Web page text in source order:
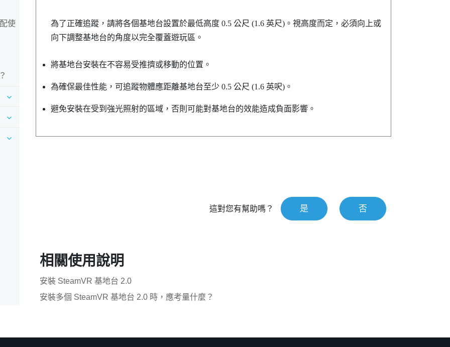
使
為了正確追蹤，請將各個基地台設置於最低高度 0.5 公尺 (1.6 英尺)。視高度而定，必須向上或
向下調整基地台的角度以完全覆蓋遊玩區。
將基地台安裝在不容易受推擠或移動的位置。
為確保最佳性能，可追蹤物體應距離基地台至少 0.5 公尺 (1.6 英呎)。
避免安裝在受到強光照射的區域，否則可能對基地台的效能造成負面影響。
這對您有幫助嗎？ 是 否
相關使用說明
安裝 SteamVR 基地台 2.0
安裝多個 SteamVR 基地台 2.0 時，應考量什麼？